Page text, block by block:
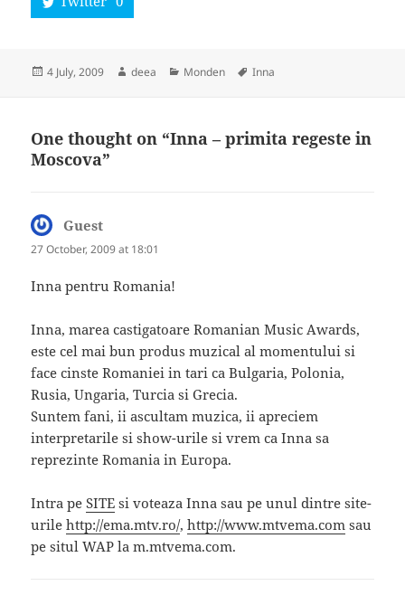
Posted
4 July, 2009 Author
deea Categories
Monden Tags
Inna
One thought on “Inna – primita regeste in
Moscova”
Guest
27 October, 2009 at 18:01
Inna pentru Romania!
Inna, marea castigatoare Romanian Music Awards,
este cel mai bun produs muzical al momentului si
face cinste Romaniei in tari ca Bulgaria, Polonia,
Rusia, Ungaria, Turcia si Grecia.
Suntem fani, ii ascultam muzica, ii apreciem
interpretarile si show-urile si vrem ca Inna sa
reprezinte Romania in Europa.
Intra peSITE si voteaza Inna sau pe unul dintre site-
urilehttp://ema.mtv.ro/,http://www.mtvema.com sau
pe situl WAP la m.mtvema.com.